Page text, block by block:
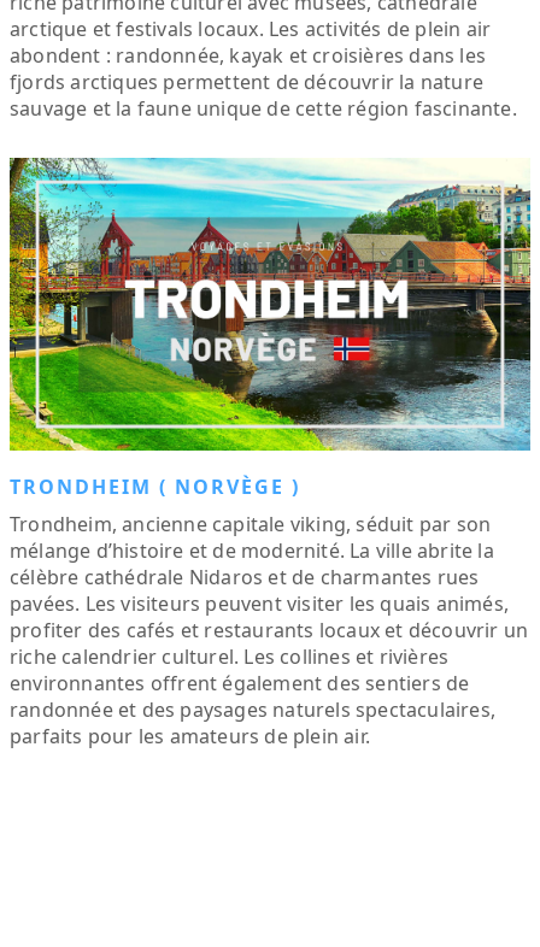
arctique et festivals locaux. Les activités de plein air
abondent : randonnée, kayak et croisières dans les
fjords arctiques permettent de découvrir la nature
sauvage et la faune unique de cette région fascinante.
TRONDHEIM ( NORVÈGE )
Trondheim, ancienne capitale viking, séduit par son
mélange d’histoire et de modernité. La ville abrite la
célèbre cathédrale Nidaros et de charmantes rues
pavées. Les visiteurs peuvent visiter les quais animés,
profiter des cafés et restaurants locaux et découvrir un
riche calendrier culturel. Les collines et rivières
environnantes offrent également des sentiers de
randonnée et des paysages naturels spectaculaires,
parfaits pour les amateurs de plein air.